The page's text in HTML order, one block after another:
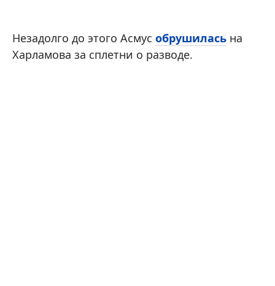
Незадолго до этого Асмус обрушилась на
Харламова за сплетни о разводе.